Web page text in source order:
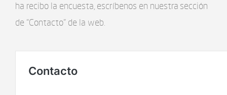
ha recibo la encuesta, escríbenos en nuestra sección
de “Contacto” de la web.